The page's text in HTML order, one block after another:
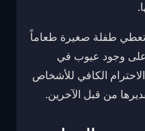
تعطي طفلة صغيرة طعاماً
على وجود عيوب في
الكافي للأشخاص
من قبل الآخرين.